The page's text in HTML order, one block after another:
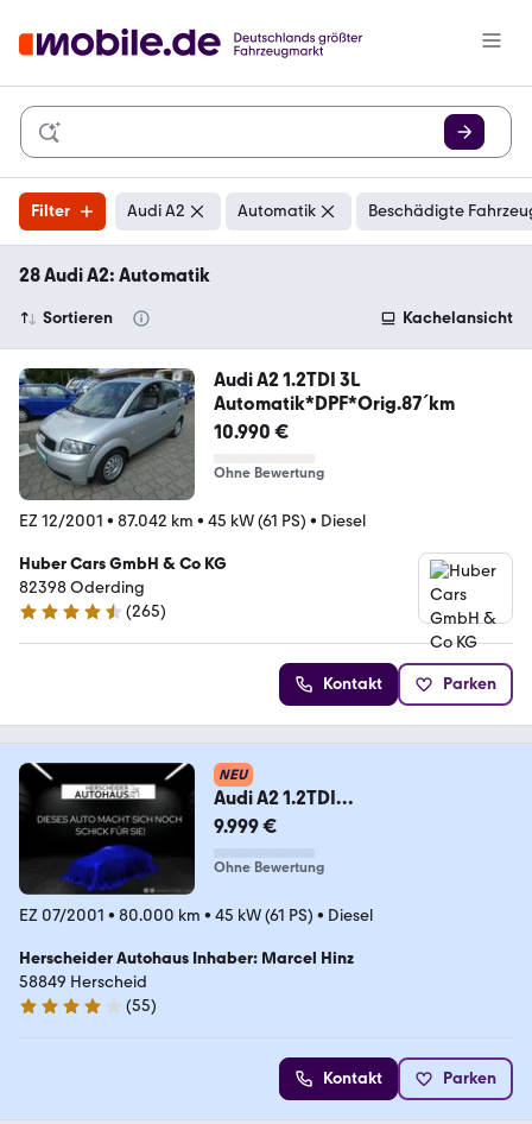
Filter Audi A2 Automatik Beschädigte
28 Audi A2: Automatik
Sortieren Kachelansicht
Audi A2 1.2TDI 3L
Automatik*DPF*Orig.87´km
10.990 €
Ohne Bewertung
EZ 12/2001 • 87.042 km • 45 kW (61 PS) • Diesel
Huber Cars GmbH & Co KG
82398 Oderding
4.7 Sterne
(265)
Kontakt Parken
NEU
Audi A2 1.2TDI
3L*Automatik*Behörde*1Hand*80
9.999 €
Ohne Bewertung
EZ 07/2001 • 80.000 km • 45 kW (61 PS) • Diesel
Herscheider Autohaus Inhaber: Marcel Hinz
58849 Herscheid
4.2 Sterne
(55)
Kontakt Parken